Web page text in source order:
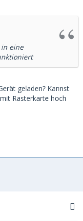
eine
geladen? Kannst
Rasterkarte hoch